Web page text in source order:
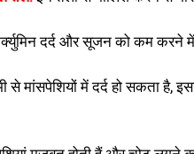
दर्द और सूजन को कम करने
से मांसपेशियों में दर्द हो सकता है,